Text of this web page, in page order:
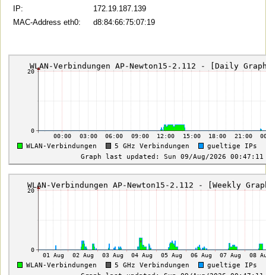
IP:
172.19.187.139
MAC-Address eth0:
d8:84:66:75:07:19